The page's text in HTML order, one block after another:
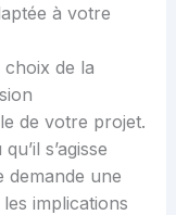
à votre
choix de la
de votre projet.
s’agisse
demande une
implications